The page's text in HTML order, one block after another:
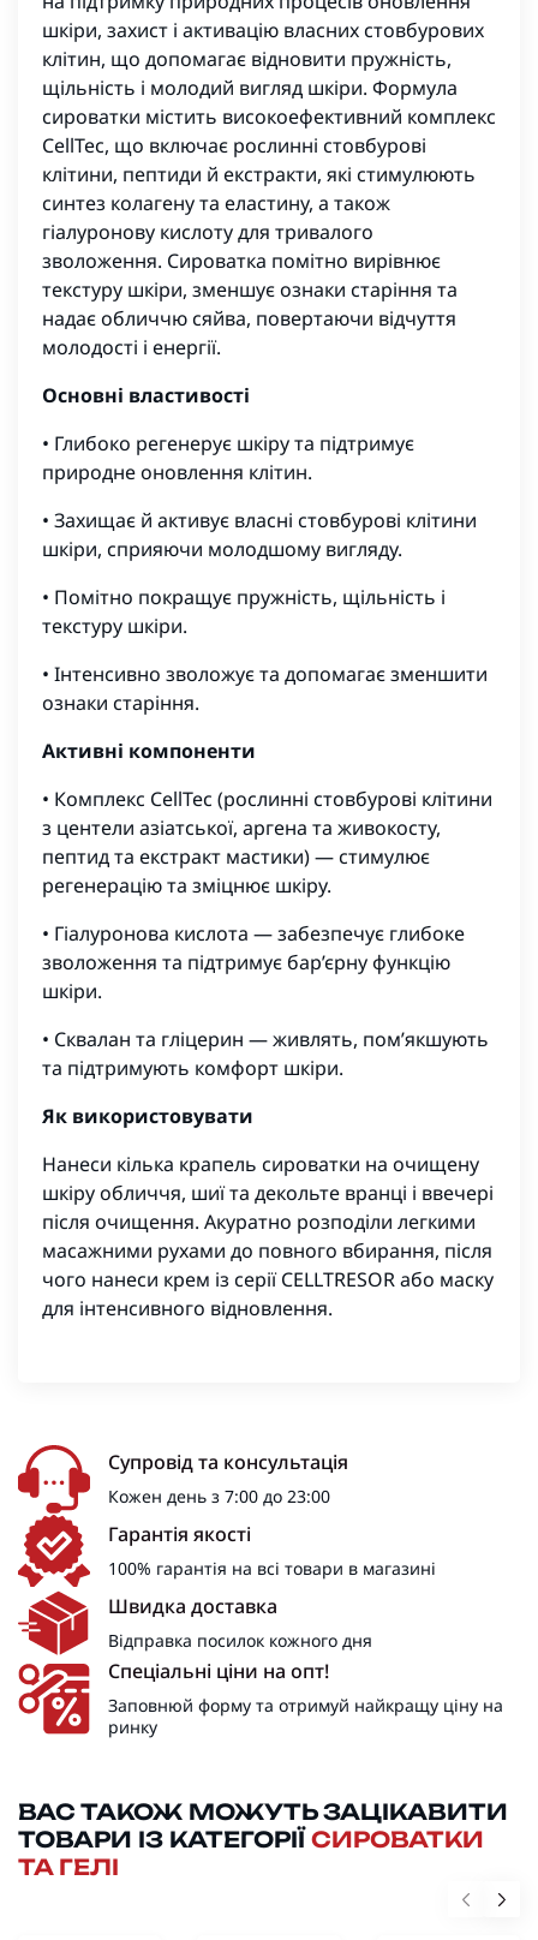
шкіри, захист і активацію власних стовбурових
клітин, що допомагає відновити пружність,
щільність і молодий вигляд шкіри. Формула
сироватки містить високоефективний комплекс
CellTec, що включає рослинні стовбурові
клітини, пептиди й екстракти, які стимулюють
синтез колагену та еластину, а також
гіалуронову кислоту для тривалого
зволоження. Сироватка помітно вирівнює
текстуру шкіри, зменшує ознаки старіння та
надає обличчю сяйва, повертаючи відчуття
молодості і енергії.
Основні властивості
• Глибоко регенерує шкіру та підтримує
природне оновлення клітин.
• Захищає й активує власні стовбурові клітини
шкіри, сприяючи молодшому вигляду.
• Помітно покращує пружність, щільність і
текстуру шкіри.
• Інтенсивно зволожує та допомагає зменшити
ознаки старіння.
Активні компоненти
• Комплекс CellTec (рослинні стовбурові клітини
з центели азіатської, аргена та живокосту,
пептид та екстракт мастики) — стимулює
регенерацію та зміцнює шкіру.
• Гіалуронова кислота — забезпечує глибоке
зволоження та підтримує бар’єрну функцію
шкіри.
• Сквалан та гліцерин — живлять, пом’якшують
та підтримують комфорт шкіри.
Як використовувати
Нанеси кілька крапель сироватки на очищену
шкіру обличчя, шиї та декольте вранці і ввечері
після очищення. Акуратно розподіли легкими
масажними рухами до повного вбирання, після
чого нанеси крем із серії CELLTRESOR або маску
для інтенсивного відновлення.
Супровід та консультація
Кожен день з 7:00 до 23:00
Гарантія якості
100% гарантія на всі товари в магазині
Швидка доставка
Відправка посилок кожного дня
Спеціальні ціни на опт!
Заповнюй форму та отримуй найкращу ціну на
ринку
ВАС ТАКОЖ МОЖУТЬ ЗАЦІКАВИТИ
ТОВАРИ ІЗ КАТЕГОРІЇ СИРОВАТКИ
ТА ГЕЛІ